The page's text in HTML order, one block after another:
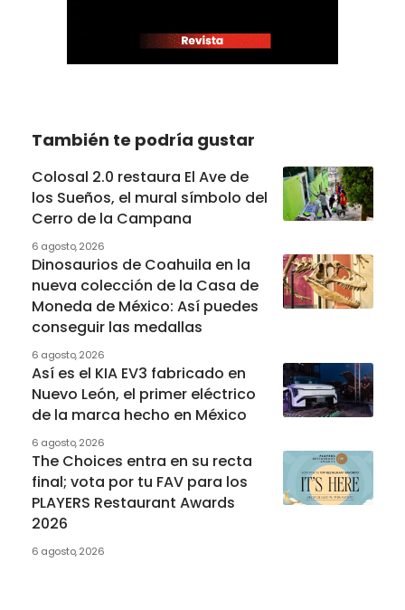
También te podría gustar
Colosal 2.0 restaura El Ave de
los Sueños, el mural símbolo del
Cerro de la Campana
6 agosto, 2026
Dinosaurios de Coahuila en la
nueva colección de la Casa de
Moneda de México: Así puedes
conseguir las medallas
6 agosto, 2026
Así es el KIA EV3 fabricado en
Nuevo León, el primer eléctrico
de la marca hecho en México
6 agosto, 2026
The Choices entra en su recta
final; vota por tu FAV para los
PLAYERS Restaurant Awards
2026
6 agosto, 2026